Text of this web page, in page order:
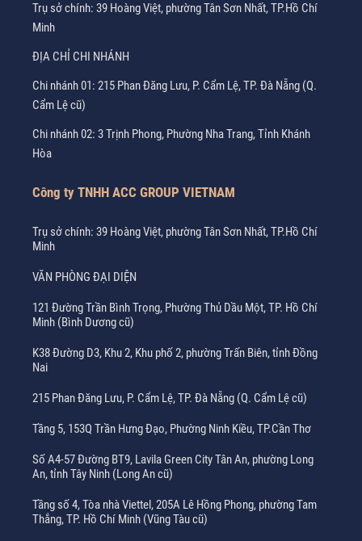
Trụ sở chính: 39 Hoàng Việt, phường Tân Sơn Nhất, TP.Hồ Chí
Minh
ĐỊA CHỈ CHI NHÁNH
Chi nhánh 01: 215 Phan Đăng Lưu, P. Cẩm Lệ, TP. Đà Nẵng (Q.
Cẩm Lệ cũ)
Chi nhánh 02: 3 Trịnh Phong, Phường Nha Trang, Tỉnh Khánh
Hòa
Công ty TNHH ACC GROUP VIETNAM
Trụ sở chính: 39 Hoàng Việt, phường Tân Sơn Nhất, TP.Hồ Chí
Minh
VĂN PHÒNG ĐẠI DIỆN
121 Đường Trần Bình Trọng, Phường Thủ Dầu Một, TP. Hồ Chí
Minh (Bình Dương cũ)
K38 Đường D3, Khu 2, Khu phố 2, phường Trấn Biên, tỉnh Đồng
Nai
215 Phan Đăng Lưu, P. Cẩm Lệ, TP. Đà Nẵng (Q. Cẩm Lệ cũ)
Tầng 5, 153Q Trần Hưng Đạo, Phường Ninh Kiều, TP.Cần Thơ
Số A4-57 Đường BT9, Lavila Green City Tân An, phường Long
An, tỉnh Tây Ninh (Long An cũ)
Tầng số 4, Tòa nhà Viettel, 205A Lê Hồng Phong, phường Tam
Thắng, TP. Hồ Chí Minh (Vũng Tàu cũ)